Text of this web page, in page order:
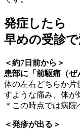
発症したら
早めの受診
＜約7日前から＞
患部に「前駆痛（
体の左右どちらか片
すような痛み、体が
＊この時点では病
＜発疹が出る＞